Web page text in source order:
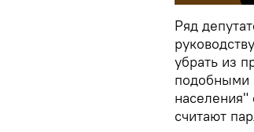
Ряд
убрать из
подобными
населения"
считают